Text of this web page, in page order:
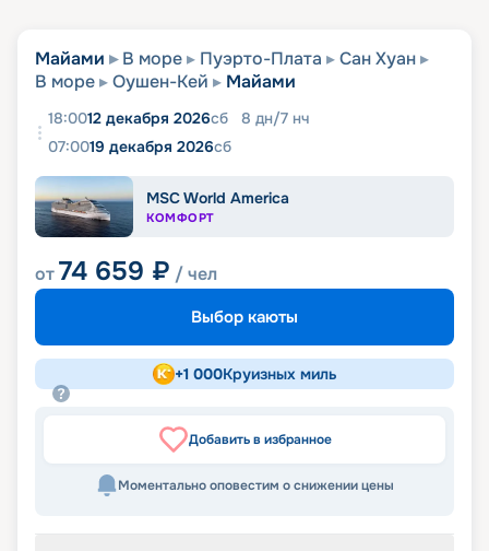
Майами В море Пуэрто-Плата
Сан Хуан
В море
Оушен-Кей Майами
18:0012 декабря 2026сб 8 дн/7 нч
07:0019 декабря 2026сб
MSC World America
КОМФОРТ
от74 659 ₽ / чел
Выбор каюты
+1 000Круизных миль
Добавить в избранное
Моментально оповестим о снижении цены